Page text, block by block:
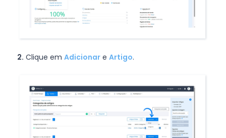
2. Clique em Adicionare Artigo.